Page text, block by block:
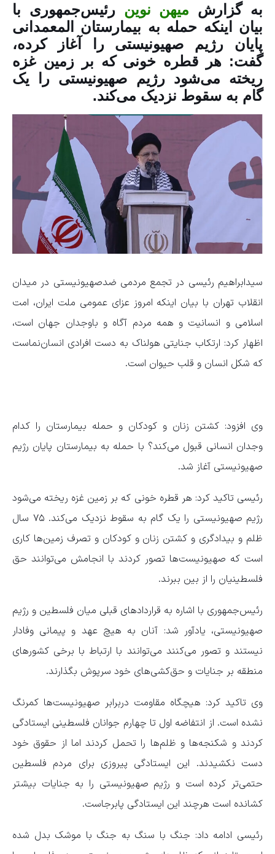
به گزارش میهن نوین رئیس‌جمهوری با
بیان اینکه حمله به بیمارستان‌ المعمدانی
پایان رژیم صهیونیستی را آغاز کرده،
گفت: هر قطره خونی که بر زمین غزه
ریخته می‌شود رژیم صهیونیستی را یک
گام به سقوط نزدیک می‌کند.
سیدابراهیم رئیسی در تجمع مردمی ضدصهیونیستی در میدان
انقلاب تهران با بیان اینکه امروز عزای عمومی ملت ایران، امت
اسلامی و انسانیت و همه مردم آگاه و باوجدان جهان است،
اظهار کرد: ارتکاب جنایتی هولناک به دست افرادی انسان‌نماست
که شکل انسان و قلب حیوان است.
وی افزود: کشتن زنان و کودکان و حمله بیمارستان را کدام
وجدان انسانی قبول می‌کند؟ با حمله به بیمارستان‌ پایان رژیم
صهیونیستی آغاز شد.
رئیسی تاکید کرد: هر قطره خونی که بر زمین غزه ریخته می‌شود
رژیم صهیونیستی را یک گام به سقوط نزدیک می‌کند. ۷۵ سال
ظلم و بیدادگری و کشتن زنان و کودکان و تصرف زمین‌ها کاری
است که صهیونیست‌ها تصور کردند با انجامش می‌توانند حق
فلسطینیان را از بین ببرند.
رئیس‌جمهوری با اشاره به قراردادهای قبلی میان فلسطین و رژیم
صهیونیستی، یادآور شد: آنان به هیچ عهد و پیمانی وفادار
نیستند و تصور می‌کنند می‌توانند با ارتباط با برخی کشورهای
منطقه بر جنایات و حق‌کشی‌های خود سرپوش بگذارند.
وی تاکید کرد: هیچگاه مقاومت دربرابر صهیونیست‌ها کمرنگ
نشده است. از انتفاضه اول تا چهارم جوانان فلسطینی ایستادگی
کردند و شکنجه‌ها و ظلم‌ها را تحمل کردند اما از حقوق خود
دست نکشیدند. این ایستادگی پیروزی برای مردم فلسطین
حتمی‌تر کرده است و رژیم صهیونیستی را به جنایات بیشتر
کشانده است هرچند این ایستادگی پابرجاست.
رئیسی ادامه داد: جنگ با سنگ به جنگ با موشک بدل شده